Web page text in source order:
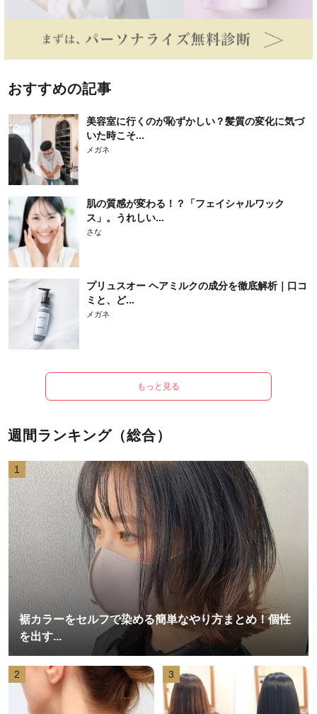
おすすめの記事
美容室に行くのが恥ずかしい？髪質の変化に気づ
いた時こそ...
メガネ
肌の質感が変わる！？「フェイシャルワック
ス」。うれしい...
さな
プリュスオー ヘアミルクの成分を徹底解析｜口コ
ミと、ど...
メガネ
もっと見る
週間ランキング（総合）
1
裾カラーをセルフで染める簡単なやり方まとめ！個性
を出す...
2 3